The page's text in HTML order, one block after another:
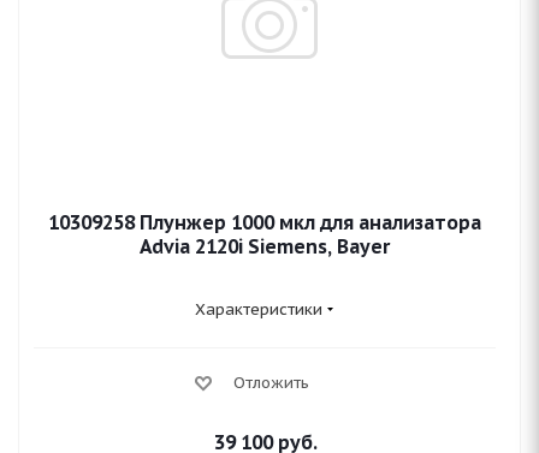
10309258 Плунжер 1000 мкл для анализатора
Advia 2120i Siemens, Bayer
Характеристики
Отложить
39 100руб.